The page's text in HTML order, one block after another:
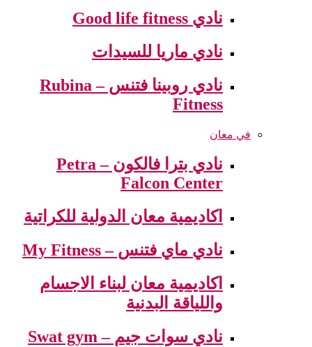
نادي Good life fitness
نادي ماريا للسيدات
نادي روبينا فتنس – Rubina
Fitness
في معان
نادي بترا فالكون – Petra
Falcon Center
اكاديمية معان الدولية للكراتية
نادي ماي فتنس – My Fitness
اكاديمية معان لبناء الاجسام
واللياقة البدنية
نادي سوات جيم – Swat gym